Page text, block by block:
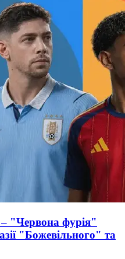
"Червона фурія"
"Божевільного" та